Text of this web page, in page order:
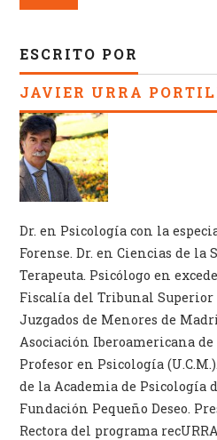
ESCRITO POR
JAVIER URRA
Dr. en Psicología con la
Forense. Dr. en Ciencias de la
Terapeuta. Psicólogo en
Fiscalía del Tribunal Superior
Juzgados de Menores de
Asociación Iberoamericana
Profesor en Psicología
de la Academia de Psicología
Fundación Pequeño Deseo.
Rectora del programa